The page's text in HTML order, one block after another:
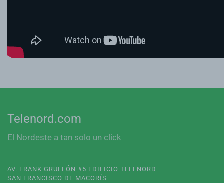
Telenord.com
El Nordeste a tan solo un click
AV. FRANK GRULLÓN #5 EDIFICIO TELENORD
SAN FRANCISCO DE MACORÍS